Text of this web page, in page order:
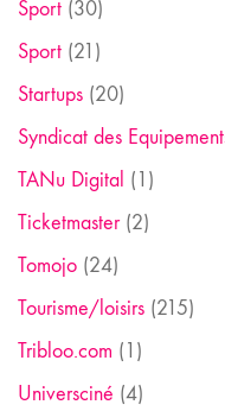
Sport (30)
Sport (21)
Startups (20)
Syndicat des
TANu Digital (1)
Ticketmaster(2)
Tomojo (24)
Tourisme/loisirs (215)
Tribloo.com (1)
Universciné (4)